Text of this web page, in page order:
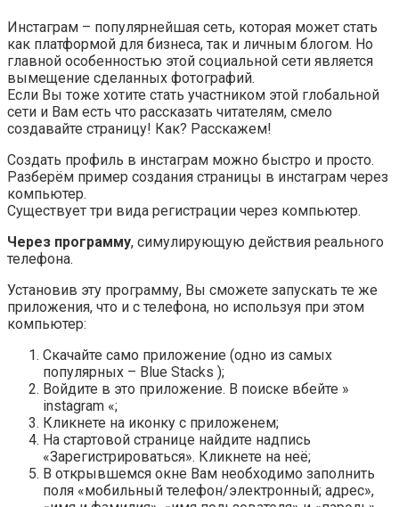
Инстаграм – популярнейшая сеть, которая может стать
как платформой для бизнеса, так и личным блогом. Но
главной особенностью этой социальной сети является
вымещение сделанных фотографий.
Если Вы тоже хотите стать участником этой глобальной
сети и Вам есть что рассказать читателям, смело
создавайте страницу! Как? Расскажем!
Создать профиль в инстаграм можно быстро и просто.
Разберём пример создания страницы в инстаграм через
компьютер.
Существует три вида регистрации через компьютер.
Через программу, симулирующую действия реального
телефона.
Установив эту программу, Вы сможете запускать те же
приложения, что и с телефона, но используя при этом
компьютер:
Скачайте само приложение (одно из самых
популярных – Blue Stacks );
Войдите в это приложение. В поиске вбейте »
instagram «;
Кликнете на иконку с приложенем;
На стартовой странице найдите надпись
«Зарегистрироваться». Кликнете на неё;
В открывшемся окне Вам необходимо заполнить
поля «мобильный телефон/электронный; адрес»,